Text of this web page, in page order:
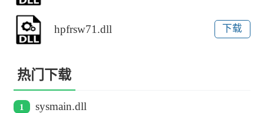
hpfrsw71.dll 下载
热门下载
1 sysmain.dll